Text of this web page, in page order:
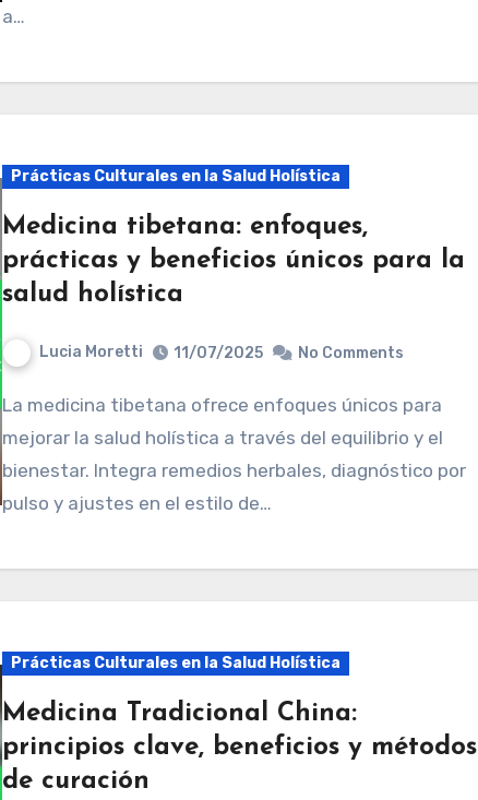
a…
Prácticas Culturales en la Salud Holística
Medicina tibetana: enfoques,
prácticas y beneficios únicos para la
salud holística
Lucia Moretti 11/07/2025 No Comments
La medicina tibetana ofrece enfoques únicos para
mejorar la salud holística a través del equilibrio y el
bienestar. Integra remedios herbales, diagnóstico por
pulso y ajustes en el estilo de…
Prácticas Culturales en la Salud Holística
Medicina Tradicional China:
principios clave, beneficios y métodos
de curación